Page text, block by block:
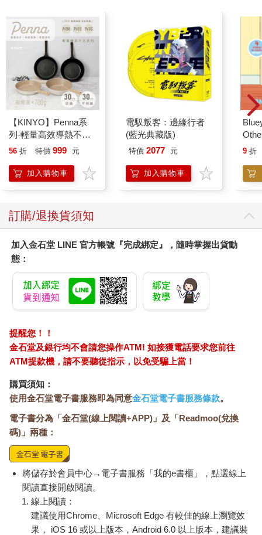
【KINYO】Penna系
列-輕量高效導熱不沾
平煎鍋30cm
56 折 特價 999 元
加入購物車
電馭叛客：邊緣行者
(藍光典藏版)
特價 2077 元
加入購物車
9 折
訂購/退換貨須知
加入金石堂 LINE 官方帳號『完成綁定』，隨時掌握出貨動
態：
提醒您！！
金石堂及銀行均不會請您操作ATM! 如接獲電話要求您前往
ATM提款機，請不要聽從指示，以免受騙上當！
購買須知：
使用金石堂電子書服務即為同意金石堂電子書服務條款。
電子書分為「金石堂(線上閱讀+APP)」及「Readmoo(兌換
碼)」兩種：
將儲存於會員中心→電子書服務「我的e書櫃」，點選線上
閱讀直接開啟閱讀。
線上閱讀：
建議使用Chrome、Microsoft Edge 有較佳的線上瀏覽效
果， iOS 16 或以上版本，Android 6.0 以上版本，建議裝